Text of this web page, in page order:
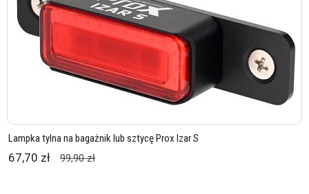
Lampka tylna na bagażnik lub sztycę Prox Izar S
67,70 zł 99,90 zł